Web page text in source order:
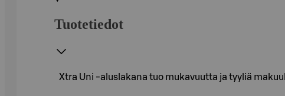
Tuotetiedot
Xtra Uni -aluslakana tuo mukavuutta ja tyyliä